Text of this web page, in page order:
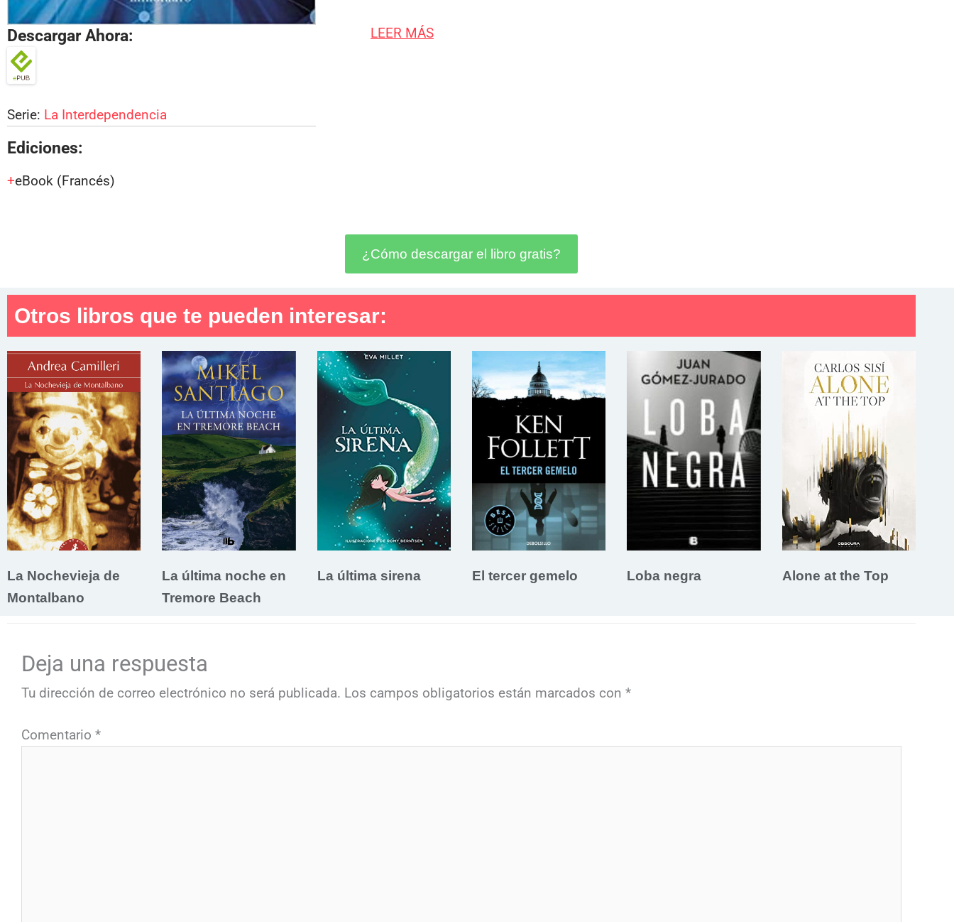
Descargar Ahora:
Serie: La Interdependencia
Ediciones:
eBook (Francés)
LEER MÁS
¿Cómo descargar el libro gratis?
Otros libros que te pueden interesar:
La Nochevieja de
Montalbano
La última noche en
Tremore Beach
La última sirena El tercer gemelo Loba negra Alone at the Top
Deja una respuesta
Tu dirección de correo electrónico no será publicada. Los campos obligatorios están marcados con *
Comentario *